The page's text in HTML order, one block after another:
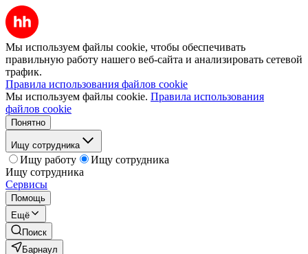
Мы используем файлы cookie, чтобы обеспечивать
правильную работу нашего веб-сайта и анализировать сетевой
трафик.
Правила использования файлов cookie
Мы используем файлы cookie. Правила использования
файлов cookie
Понятно
Ищу сотрудника
Ищу работу
Ищу сотрудника
Ищу сотрудника
Сервисы
Помощь
Ещё
Поиск
Барнаул